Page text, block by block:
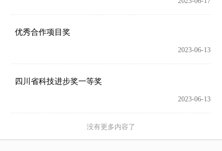
优秀合作项目奖
2023-06-13
四川省科技进步奖一等奖
2023-06-13
没有更多内容了